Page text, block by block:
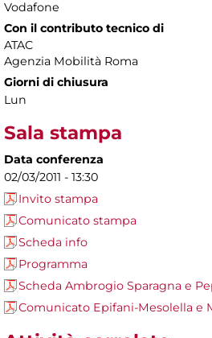
Vodafone
Con il contributo tecnico di
ATAC
Agenzia Mobilità Roma
Giorni di chiusura
Lun
Sala stampa
Data conferenza
02/03/2011 - 13:30
Invito stampa
Comunicato stampa
Scheda info
Programma
Scheda Ambrogio Sparagna e
Comunicato Epifani-Mesolella e